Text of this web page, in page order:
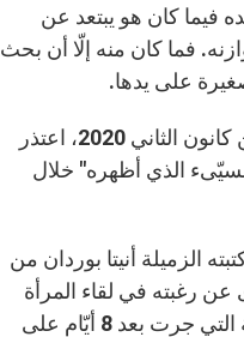
فيما كان هو يبتعد عن
فما كان منه إلّا أن بحث
على يدها.
وفي اليوم التالي، أي ظهر الأوّل من كانون الثاني 2020، اعتذر
الذي أظهره" خلال
الزميلة أنيتا بوردان من
رغبته في لقاء المرأة
ومصافحتها مع نهاية المقابلة العامّة التي جرت بعد 8 أيّام على